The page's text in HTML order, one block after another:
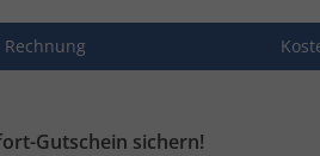
Gutschein sichern!